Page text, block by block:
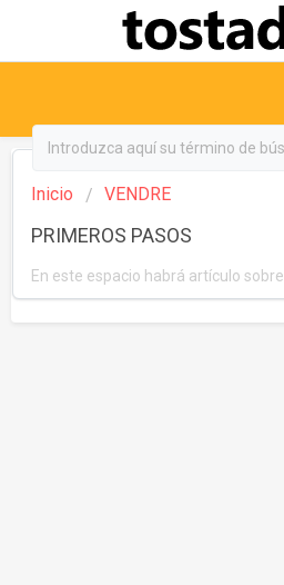
Inicio VENDRE
PRIMEROS PASOS
En este espacio habrá artículo sobre